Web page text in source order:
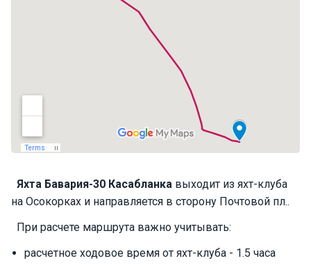
Яхта Бавария-30 Касабланка выходит из яхт-клуба
на Осокорках и направляется в сторону Почтовой пл..
При расчете маршрута важно учитывать:
расчетное ходовое время от яхт-клуба - 1.5 часа
с
ы
я
т
ы